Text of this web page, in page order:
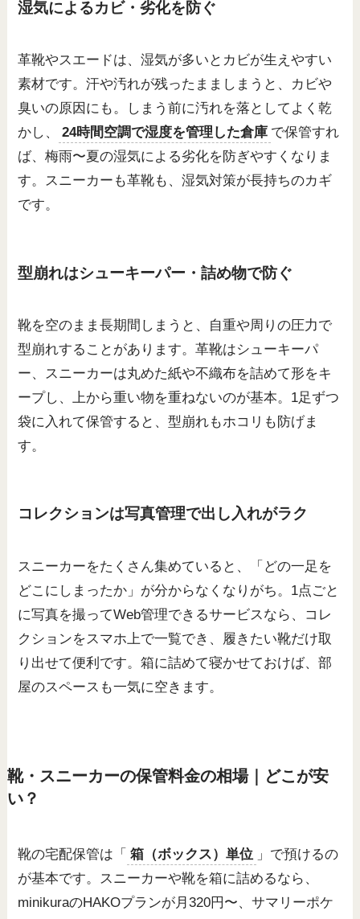
湿気によるカビ・劣化を防ぐ
革靴やスエードは、湿気が多いとカビが生えやすい
素材です。汗や汚れが残ったまましまうと、カビや
臭いの原因にも。しまう前に汚れを落としてよく乾
かし、
24時間空調で湿度を管理した倉庫 で保管すれ
ば、梅雨〜夏の湿気による劣化を防ぎやすくなりま
す。スニーカーも革靴も、湿気対策が長持ちのカギ
です。
型崩れはシューキーパー・詰め物で防ぐ
靴を空のまま長期間しまうと、自重や周りの圧力で
型崩れすることがあります。革靴はシューキーパ
ー、スニーカーは丸めた紙や不織布を詰めて形をキ
ープし、上から重い物を重ねないのが基本。1足ずつ
袋に入れて保管すると、型崩れもホコリも防げま
す。
コレクションは写真管理で出し入れがラク
スニーカーをたくさん集めていると、「どの一足を
どこにしまったか」が分からなくなりがち。1点ごと
に写真を撮ってWeb管理できるサービスなら、コレ
クションをスマホ上で一覧でき、履きたい靴だけ取
り出せて便利です。箱に詰めて寝かせておけば、部
屋のスペースも一気に空きます。
靴・スニーカーの保管料金の相場｜どこが安
い？
靴の宅配保管は「 箱（ボックス）単位 」で預けるの
が基本です。スニーカーや靴を箱に詰めるなら、
minikuraのHAKOプランが月320円〜、サマリーポケ